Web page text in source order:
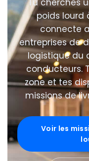
Tu cherches
poids lourd
connecte
entreprises de
logistique du
conducteurs.
zone et tes
missions de
Voir les